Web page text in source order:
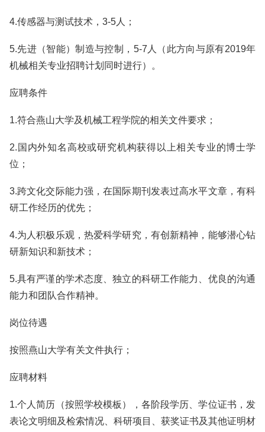
4.传感器与测试技术，3-5人；
5.先进（智能）制造与控制，5-7人（此方向与原有2019年
机械相关专业招聘计划同时进行）。
应聘条件
1.符合燕山大学及机械工程学院的相关文件要求；
2.国内外知名高校或研究机构获得以上相关专业的博士学
位；
3.跨文化交际能力强，在国际期刊发表过高水平文章，有科
研工作经历的优先；
4.为人积极乐观，热爱科学研究，有创新精神，能够潜心钻
研新知识和新技术；
5.具有严谨的学术态度、独立的科研工作能力、优良的沟通
能力和团队合作精神。
岗位待遇
按照燕山大学有关文件执行；
应聘材料
1.个人简历（按照学校模板），各阶段学历、学位证书，发
表论文明细及检索情况、科研项目、获奖证书及其他证明材